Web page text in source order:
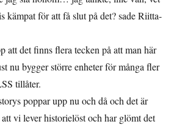
kämpat för att få slut på det? sade Riitta-
att det finns flera tecken på att man här
nu bygger större enheter för många fler
tillåter.
poppar upp nu och då och det är
vi lever historielöst och har glömt det